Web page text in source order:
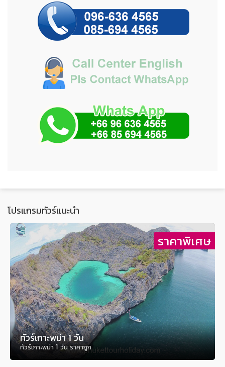
โปรแกรมทัวร์แนะนำ
ราคาพิเศษ
ทัวร์เกาะพม่า 1 วัน
ทัวร์เกาะพม่า 1 วัน ราคาถูก